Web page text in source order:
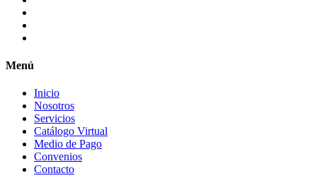
Menú
Inicio
Nosotros
Servicios
Catálogo Virtual
Medio de Pago
Convenios
Contacto